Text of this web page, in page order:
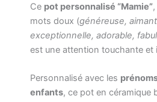
Ce pot personnalisé “Mamie”
mots doux (généreuse,
exceptionnelle, adorable,
est une attention touchante et
Personnalisé avec les
enfants, ce pot en céramique